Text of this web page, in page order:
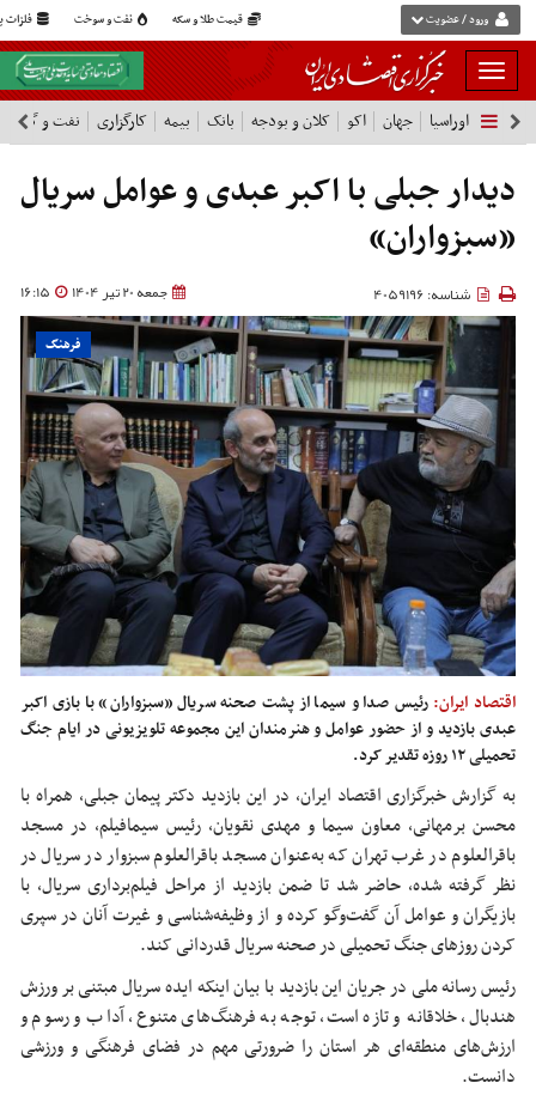
قیمت طلا و سکه نفت و سوخت فلزات ورود / عضویت
بار
و
بسته
نمودن
فهرست
اوراسیا جهان اکو کلان و بودجه بانک بیمه کارگزاری نفت و گاز
دیدار جبلی با اکبر عبدی و عوامل سریال
«سبزواران»
جمعه 20 تیر 1404 16:15 شناسه: 4059196
فرهنگ
اقتصاد ایران: رئیس صدا و سیما از پشت صحنه سریال «سبزواران» با بازی اکبر
عبدی بازدید و از حضور عوامل و هنرمندان این مجموعه تلویزیونی در ایام جنگ
تحمیلی ۱۲ روزه تقدیر کرد.
به گزارش خبرگزاری اقتصاد ایران، در این بازدید دکتر پیمان جبلی، همراه با
محسن برمهانی، معاون سیما و مهدی نقویان، رئیس سیمافیلم، در مسجد
باقرالعلوم در غرب تهران که به‌عنوان مسجد باقرالعلوم سبزوار در سریال در
نظر گرفته شده، حاضر شد تا ضمن بازدید از مراحل فیلم‌برداری سریال، با
بازیگران و عوامل آن گفت‌وگو کرده و از وظیفه‌شناسی و غیرت آنان در سپری
کردن روزهای جنگ تحمیلی در صحنه سریال قدردانی کند.
رئیس رسانه ملی در جریان این بازدید با بیان اینکه ایده سریال مبتنی بر ورزش
هندبال، خلاقانه و تازه است، توجه به فرهنگ‌های متنوع، آداب و رسوم و
ارزش‌های منطقه‌ای هر استان را ضرورتی مهم در فضای فرهنگی و ورزشی
دانست.